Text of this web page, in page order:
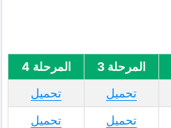
المرحلة 3
المرحلة 4
تحميل
تحميل
تحميل
تحميل